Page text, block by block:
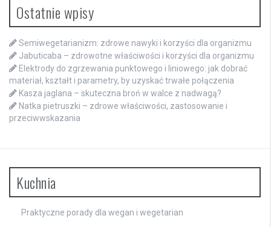
Ostatnie wpisy
Semiwegetarianizm: zdrowe nawyki i korzyści dla organizmu
Jabuticaba – zdrowotne właściwości i korzyści dla organizmu
Elektrody do zgrzewania punktowego i liniowego: jak dobrać
materiał, kształt i parametry, by uzyskać trwałe połączenia
Kasza jaglana – skuteczna broń w walce z nadwagą?
Natka pietruszki – zdrowe właściwości, zastosowanie i
przeciwwskazania
Kuchnia
Praktyczne porady dla wegan i wegetarian